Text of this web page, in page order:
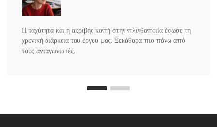
Η ταχύτητα και η ακριβής κοπή στην πλινθοποιία έσωσε τη
χρονική διάρκεια του έργου μας. Ξεκάθαρα πιο πάνω από
τους ανταγωνιστές.